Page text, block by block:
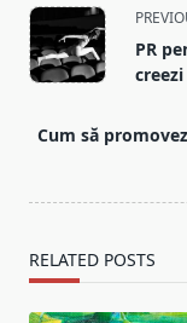
<span
class="nav-
subtitle
reader-
PR
Cum să
RELATED POSTS